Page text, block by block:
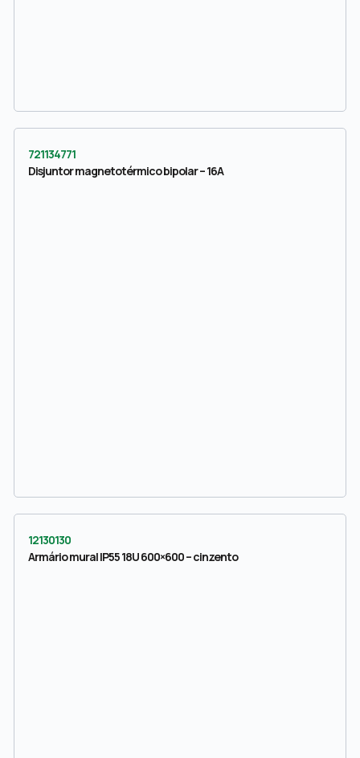
721134771
Disjuntor magnetotérmico bipolar – 16A
12130130
Armário mural IP55 18U 600×600 – cinzento